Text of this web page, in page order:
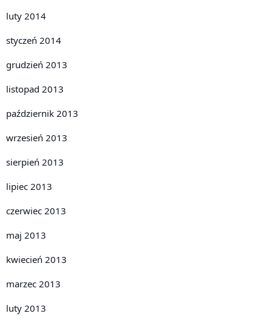
luty 2014
styczeń 2014
grudzień 2013
listopad 2013
październik 2013
wrzesień 2013
sierpień 2013
lipiec 2013
czerwiec 2013
maj 2013
kwiecień 2013
marzec 2013
luty 2013